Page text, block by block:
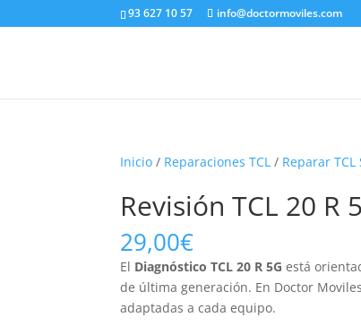
93 627 10 57 info@doctormoviles.com
Inicio / Reparaciones TCL / Reparar TCL
Revisión TCL 20 R
29,00€
El Diagnóstico TCL 20 R 5G está
de última generación. En Doctor
adaptadas a cada equipo.